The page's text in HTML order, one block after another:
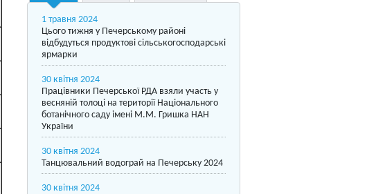
1 травня 2024
Цього тижня у Печерському районі
відбудуться продуктові сільськогосподарські
ярмарки
30 квітня 2024
Працівники Печерської РДА взяли участь у
весняній толоці на території Національного
ботанічного саду імені М.М. Гришка НАН
України
30 квітня 2024
Танцювальний водограй на Печерську 2024
30 квітня 2024